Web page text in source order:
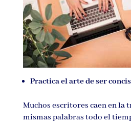
Practica el arte de ser
Muchos escritores caen en la
mismas palabras todo el